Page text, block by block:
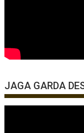
JAGA GARDA